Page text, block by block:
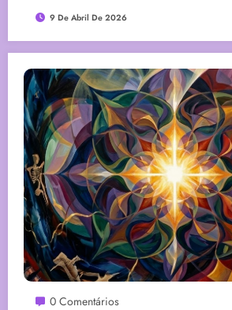
9 De Abril De 2026
0 Comentários